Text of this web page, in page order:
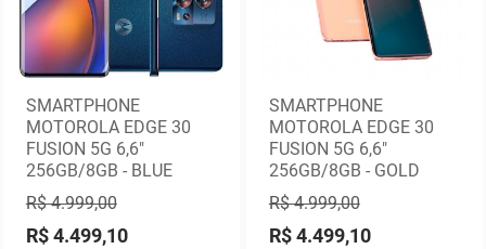
SMARTPHONE
MOTOROLA EDGE 30
FUSION 5G 6,6"
256GB/8GB - BLUE
R$ 4.999,00
R$ 4.499,10
SMARTPHONE
MOTOROLA EDGE 30
FUSION 5G 6,6"
256GB/8GB - GOLD
R$ 4.999,00
R$ 4.499,10